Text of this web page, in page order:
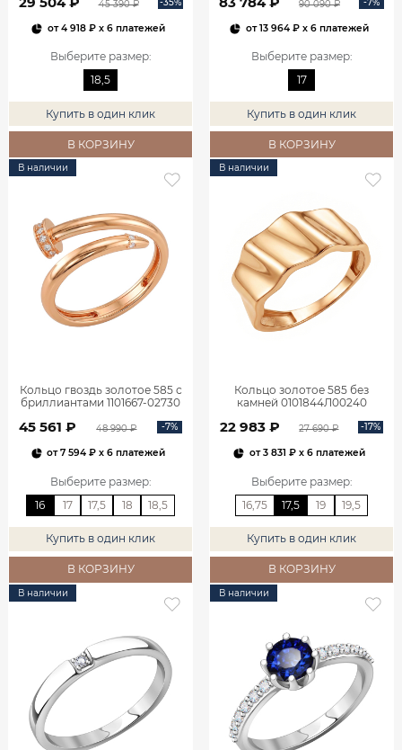
45 390 ₽
от4 918 ₽x 6 платежей
Выберите размер:
18,5
Купить в один клик
В КОРЗИНУ
90 090 ₽
от13 964 ₽x 6 платежей
Выберите размер:
17
Купить в один клик
В КОРЗИНУ
В наличии
Кольцо гвоздь золотое 585 с
бриллиантами 1101667-02730
45 561 ₽ 48 990 ₽ -7%
от7 594 ₽ x 6 платежей
Выберите размер:
16
17 17,5 18 18,5
Купить в один клик
В КОРЗИНУ
В наличии
Кольцо золотое 585 без
камней 0101844Л00240
22 983 ₽ 27 690 ₽ -17%
от3 831 ₽x 6 платежей
Выберите размер:
16,75
17,5 19 19,5
Купить в один клик
В КОРЗИНУ
В наличии В наличии